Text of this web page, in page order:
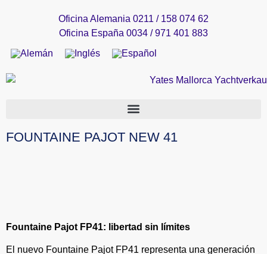
Oficina Alemania 0211 / 158 074 62
Oficina España 0034 / 971 401 883
FOUNTAINE PAJOT NEW 41
Fountaine Pajot FP41: libertad sin límites
El nuevo Fountaine Pajot FP41 representa una generación